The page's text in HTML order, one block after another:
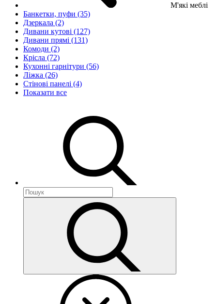
М'які меблі
Банкетки, пуфи (35)
Дзеркала (2)
Дивани кутові (127)
Дивани прямі (131)
Комоди (2)
Крісла (72)
Кухонні гарнітури (56)
Ліжка (26)
Стінові панелі (4)
Показати все